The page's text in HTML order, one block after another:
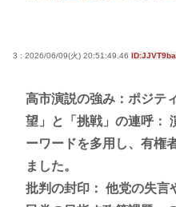
3 : 2026/06/09(火) 20:51:49.46
高市演説の強み：ポジテ
望」と「挑戦」の連呼：
ーワードを多用し、有権
ました。
批判の封印： 他党の失言